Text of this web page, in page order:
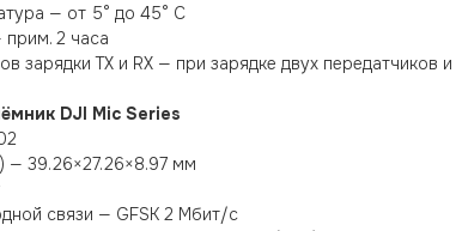
— от 5° до 45° C
2 часа
зарядки TX и RX — при зарядке двух
DJI Mic Series
— 39.26×27.26×8.97 мм
связи — GFSK 2 Мбит/с